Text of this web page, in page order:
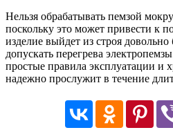
Нельзя обрабатывать пемзой
поскольку это может привести к
изделие выйдет из строя
допускать перегрева
простые правила эксплуатации и
надежно прослужит в течение